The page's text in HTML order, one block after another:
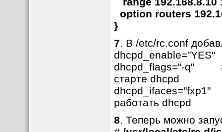
option routers
}
7. В /etc/rc.conf
dhcpd_enable="YES"
dhcpd_flags="-q" #
старте dhcpd
dhcpd_ifaces="fxp1"
работать dhcpd
8. Теперь можно